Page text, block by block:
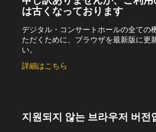
は古くなっております
デジタル・コンサートホールの全ての
ただくために、ブラウザを最新版に更
い。
詳細はこちら
지원되지 않는 브라우저 버전